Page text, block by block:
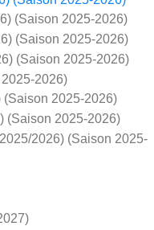
(Saison 2025-2026)
(Saison 2025-2026)
(Saison 2025-2026)
2026)
(Saison 2025-2026)
(Saison 2025-2026)
2026) (Saison 2025-